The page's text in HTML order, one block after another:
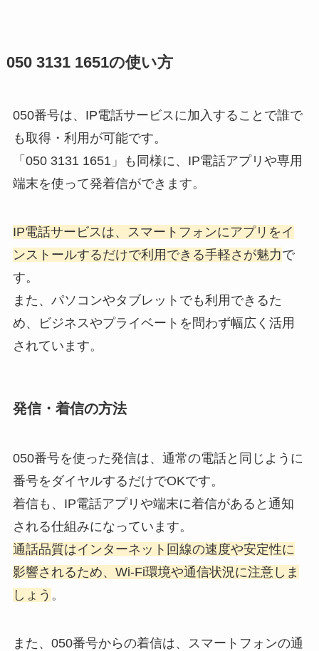
050 3131 1651の使い方
050番号は、IP電話サービスに加入することで誰で
も取得・利用が可能です。
「050 3131 1651」も同様に、IP電話アプリや専用
端末を使って発着信ができます。
IP電話サービスは、スマートフォンにアプリをイ
ンストールするだけで利用できる手軽さが魅力で
す。
また、パソコンやタブレットでも利用できるた
め、ビジネスやプライベートを問わず幅広く活用
されています。
発信・着信の方法
050番号を使った発信は、通常の電話と同じように
番号をダイヤルするだけでOKです。
着信も、IP電話アプリや端末に着信があると通知
される仕組みになっています。
通話品質はインターネット回線の速度や安定性に
影響されるため、Wi-Fi環境や通信状況に注意しま
しょう 。
また、050番号からの着信は、スマートフォンの通